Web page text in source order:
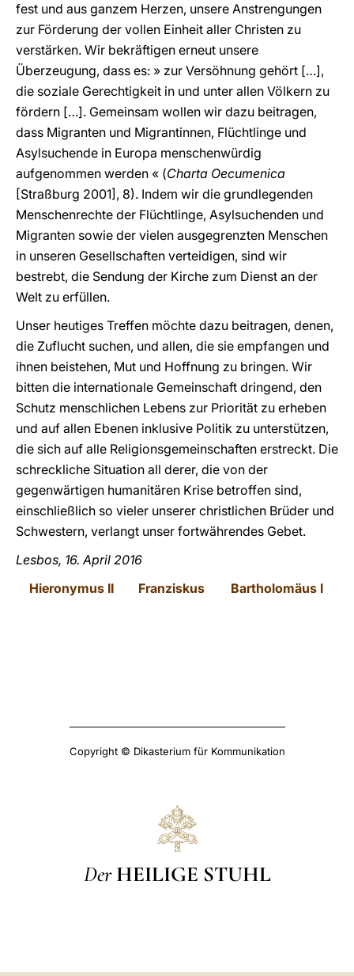
fest und aus ganzem Herzen, unsere Anstrengungen
zur Förderung der vollen Einheit aller Christen zu
verstärken. Wir bekräftigen erneut unsere
Überzeugung, dass es: » zur Versöhnung gehört […],
die soziale Gerechtigkeit in und unter allen Völkern zu
fördern […]. Gemeinsam wollen wir dazu beitragen,
dass Migranten und Migrantinnen, Flüchtlinge und
Asylsuchende in Europa menschenwürdig
aufgenommen werden « (Charta Oecumenica
[Straßburg 2001], 8). Indem wir die grundlegenden
Menschenrechte der Flüchtlinge, Asylsuchenden und
Migranten sowie der vielen ausgegrenzten Menschen
in unseren Gesellschaften verteidigen, sind wir
bestrebt, die Sendung der Kirche zum Dienst an der
Welt zu erfüllen.
Unser heutiges Treffen möchte dazu beitragen, denen,
die Zuflucht suchen, und allen, die sie empfangen und
ihnen beistehen, Mut und Hoffnung zu bringen. Wir
bitten die internationale Gemeinschaft dringend, den
Schutz menschlichen Lebens zur Priorität zu erheben
und auf allen Ebenen inklusive Politik zu unterstützen,
die sich auf alle Religionsgemeinschaften erstreckt. Die
schreckliche Situation all derer, die von der
gegenwärtigen humanitären Krise betroffen sind,
einschließlich so vieler unserer christlichen Brüder und
Schwestern, verlangt unser fortwährendes Gebet.
Lesbos, 16. April 2016
Hieronymus II
Franziskus Bartholomäus I
Copyright © Dikasterium für Kommunikation
Der HEILIGE STUHL